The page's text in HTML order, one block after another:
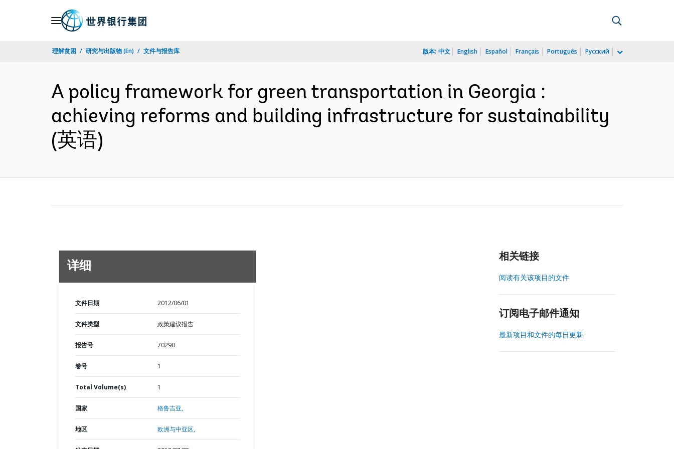
理解贫困 研究与出版物 (En) 文件与报告库 版本: 中文 English Español Français Português Русский
A policy framework for green transportation in Georgia :
achieving reforms and building infrastructure for sustainability
(英语)
详细
文件日期 2012/06/01
文件类型 政策建议报告
报告号 70290
卷号 1
Total Volume(s) 1
国家 格鲁吉亚,
地区 欧洲与中亚区,
相关链接
阅读有关该项目的文件
订阅电子邮件通知
最新项目和文件的每日更新